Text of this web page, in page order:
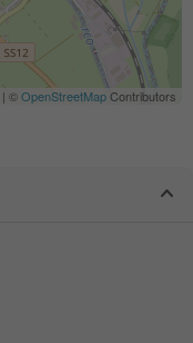
| ©OpenStreetMapContributors